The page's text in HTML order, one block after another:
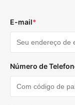
E-mail*
Número de